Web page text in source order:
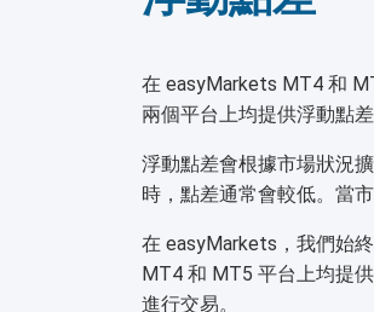
在 easyMarkets MT4 和
兩個平台上均提供浮動點
浮動點差會根據市場狀況
時，點差通常會較低。當
在 easyMarkets，我們始
MT4 和 MT5 平台上均提
進行交易。